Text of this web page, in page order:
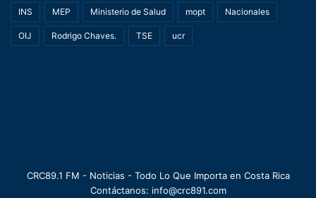
INS MEP Ministerio de Salud mopt Nacionales
OIJ Rodrigo Chaves. TSE ucr
CRC89.1 FM - Noticias - Todo Lo Que Importa en Costa Rica
Contáctanos: info@crc891.com